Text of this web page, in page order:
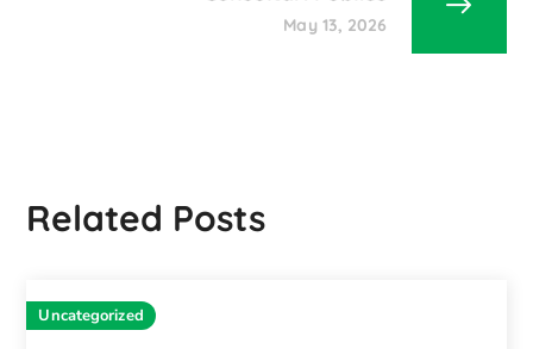
May 13, 2026
Related Posts
Uncategorized